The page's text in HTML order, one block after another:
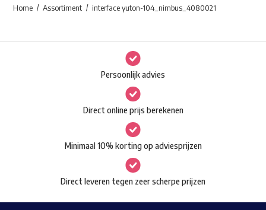
Waar ben je naar op zoek?
Deze
optie
kan
gekozen
worden
op
de
productpagina
Home Assortiment interface yuton-104_nimbus_4080021
Persoonlijk advies
Direct online prijs berekenen
Minimaal 10% korting op adviesprijzen
Direct leveren tegen zeer scherpe prijzen